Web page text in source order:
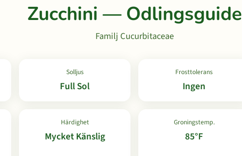
Zucchini — Odlingsguide
Familj Cucurbitaceae
Solljus
Full Sol
Frosttolerans
Ingen
Härdighet
Mycket Känslig
Groningstemp.
85°F